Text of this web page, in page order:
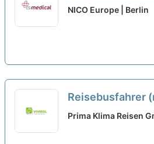
Süden von
NICO Europe | Berlin
Reisebusfahrer
Charter-,
Prima Klima Reisen